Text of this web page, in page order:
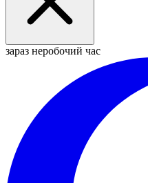
зараз неробочий час